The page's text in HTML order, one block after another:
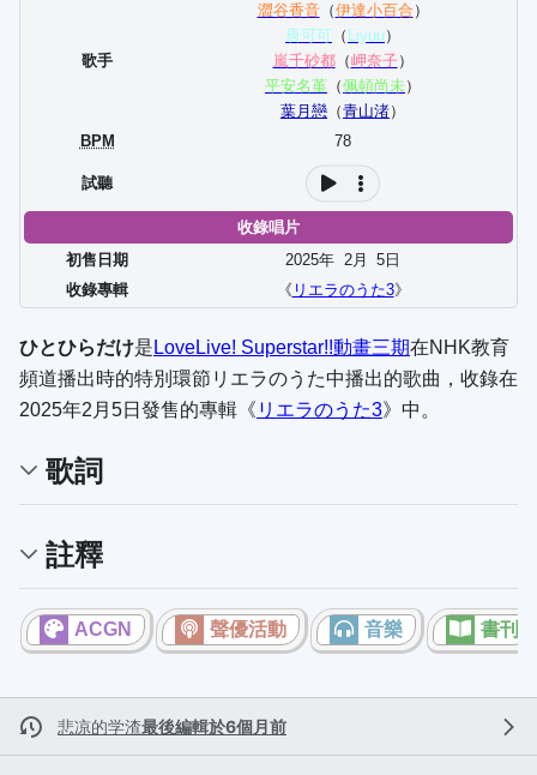
歌手
澀谷香音（伊達小百合）
唐可可 （ Liyuu）
嵐千砂都（岬奈子）
平安名堇 （佩頓尚未 ）
葉月戀 （青山渚）
BPM
78
試聽
收錄唱片
初售日期
2025年 2月 5 日
收錄專輯
《 リエラのうた3》
ひとひらだけ是 LoveLive! Superstar!!動畫三期在NHK教育
頻道播出時的特別環節 リエラのうた中播出的歌曲，收錄在
2025年2月5日發售的專輯《 リエラのうた3》中。
歌詞
註釋
ACGN 聲優活動 音樂 書刊
悲凉的学渣最後編輯於6個月前